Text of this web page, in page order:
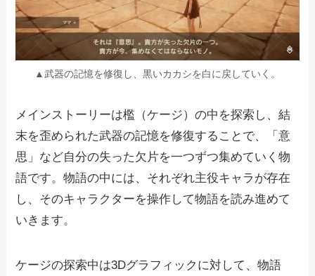
▲武器の記憶を修復し、黒いカカシを白に戻していく。
メインストーリーは檻（ケージ）の中を探索し、結
末を歪められた武器の記憶を修復することで、「意
思」など自分の失った欠片を一つずつ集めていく物
語です。物語の中には、それぞれ主役キャラが存在
し、そのキャラクターを操作して物語を読み進めて
いきます。
ケージの探索中は3Dグラフィックに対して、物語